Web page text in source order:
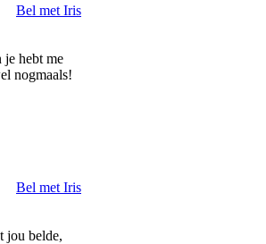
Bel met Iris
je hebt me
nogmaals!
Bel met Iris
jou belde,